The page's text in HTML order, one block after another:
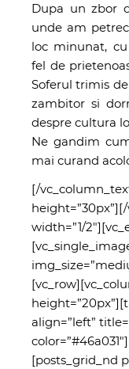
Dupa un zbor
unde am
loc minunat,
fel de
Soferul trimis
zambitor si
despre cultura
Ne gandim
mai curand
[/
width=”1/
align=”left”
[posts_grid_nd